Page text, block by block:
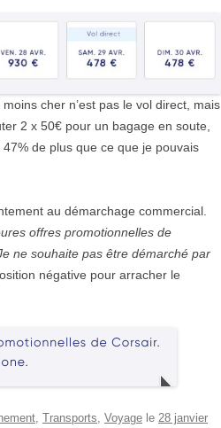
cher n’est pas le vol direct, mais
2 x 50€ pour un bagage en soute,
de plus que ce que je pouvais
au démarchage commercial.
offres promotionnelles de
ne souhaite pas être démarché par
négative pour arracher le
, Transports, Voyage le 28 janvier